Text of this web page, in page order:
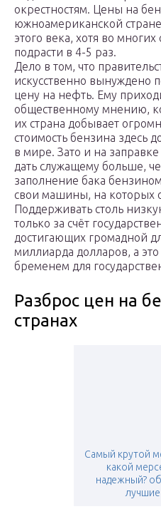
окрестностям. Цены на
южноамериканской
этого века, хотя во
подрасти в 4-5 раз.
Дело в том, что
искусственно вынуждено
цену на нефть. Ему
общественному мнению,
их страна добывает
стоимость бензина здесь
в мире. Зато и на
дать служащему больше,
заполнение бака
свои машины, на которых
Поддерживать столь
только за счёт
достигающих громадной
миллиарда долларов, а
бременем для
Разброс цен на
странах
Самый крутой
какой
надежный?